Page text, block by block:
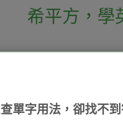
希平方 ， 學
們 / 追蹤：
單字用法，卻找不到